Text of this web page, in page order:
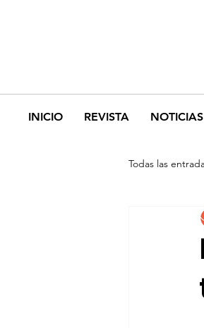
INICIO REVISTA NOTICIAS
Todas las